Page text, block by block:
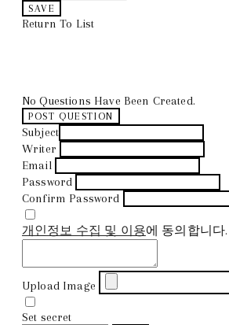
SAVE
Return To List
No Questions Have Been Created.
POST QUESTION
Subject
Writer
Email
Password
Confirm Password
개인정보 수집 및 이용에 동의합니다.
Upload Image
Set secret